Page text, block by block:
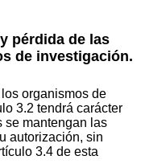
pérdida de las
de investigación.
organismos de
3.2 tendrá carácter
se mantengan las
autorización, sin
3.4 de esta